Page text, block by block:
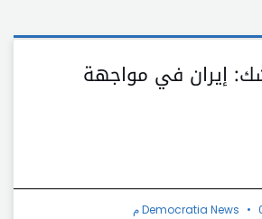
إيران في مواجهة
Democratia News